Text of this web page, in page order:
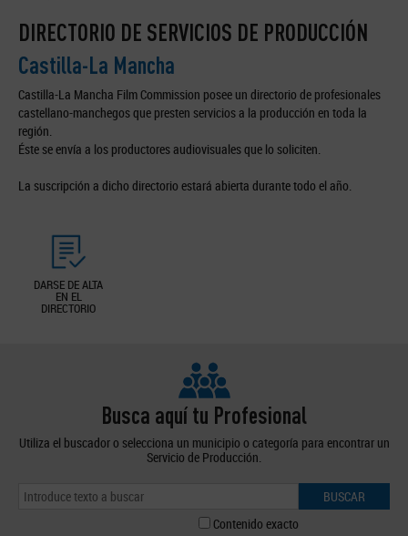
DIRECTORIO DE SERVICIOS DE PRODUCCIÓN
Castilla-La Mancha
Castilla-La Mancha Film Commission posee un directorio de profesionales
castellano-manchegos que presten servicios a la producción en toda la
región.
Éste se envía a los productores audiovisuales que lo soliciten.
La suscripción a dicho directorio estará abierta durante todo el año.
DARSE DE ALTA
EN EL
DIRECTORIO
Busca aquí tu Profesional
Utiliza el buscador o selecciona un municipio o categoría para encontrar un
Servicio de Producción.
BUSCAR
Contenido exacto